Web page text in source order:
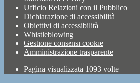
Ufficio Relazioni con il Pubblico
Dichiarazione di accessibilità
Obiettivi di accessibilità
Whistleblowing
Gestione consensi cookie
Amministrazione trasparente
Pagina visualizzata 1093 volte